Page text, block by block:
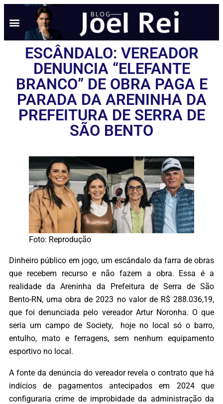
ESCÂNDALO: VEREADOR
DENUNCIA “ELEFANTE
BRANCO” DE OBRA PAGA E
PARADA DA ARENINHA DA
PREFEITURA DE SERRA DE
SÃO BENTO
Foto: Reprodução
Dinheiro público em jogo, um escândalo da farra de obras
que recebem recurso e não fazem a obra. Essa é a
realidade da Areninha da Prefeitura de Serra de São
Bento-RN, uma obra de 2023 no valor de R$ 288.036,19,
que foi denunciada pelo vereador Artur Noronha. O que
seria um campo de Society, hoje no local só o barro,
entulho, mato e ferragens, sem nenhum equipamento
esportivo no local.
A fonte da denúncia do vereador revela o contrato que há
indícios de pagamentos antecipados em 2024 que
configuraria crime de improbidade da administração da